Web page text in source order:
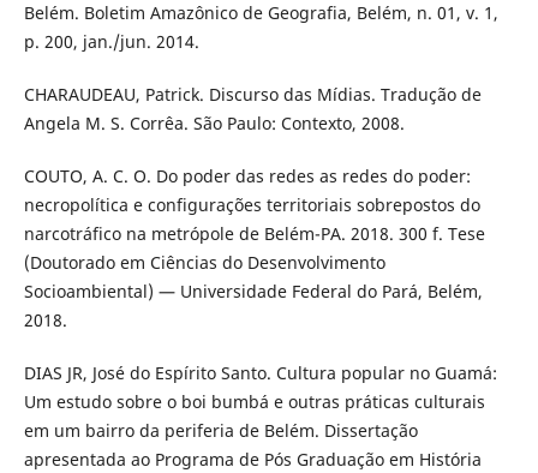
Belém. Boletim Amazônico de Geografia, Belém, n. 01, v. 1,
p. 200, jan./jun. 2014.
CHARAUDEAU, Patrick. Discurso das Mídias. Tradução de
Angela M. S. Corrêa. São Paulo: Contexto, 2008.
COUTO, A. C. O. Do poder das redes as redes do poder:
necropolítica e configurações territoriais sobrepostos do
narcotráfico na metrópole de Belém-PA. 2018. 300 f. Tese
(Doutorado em Ciências do Desenvolvimento
Socioambiental) — Universidade Federal do Pará, Belém,
2018.
DIAS JR, José do Espírito Santo. Cultura popular no Guamá:
Um estudo sobre o boi bumbá e outras práticas culturais
em um bairro da periferia de Belém. Dissertação
apresentada ao Programa de Pós Graduação em História